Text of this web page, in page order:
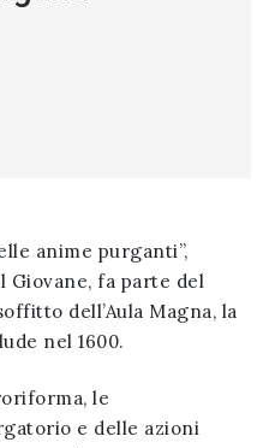
anime purganti”,
Giovane, fa parte del
dell’Aula Magna, la
nel 1600.
le
e delle azioni